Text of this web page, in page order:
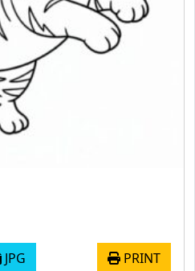
JPG PRINT